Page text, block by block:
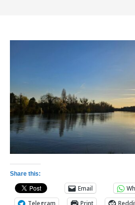
Share this:
Email
Telegram
Print